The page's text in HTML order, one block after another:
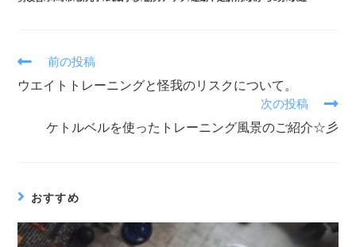
前の投稿
ウエイトトレーニングと怪我のリスクについて。
次の投稿
ケトルベルを使ったトレーニング風景のご紹介☆彡
おすすめ